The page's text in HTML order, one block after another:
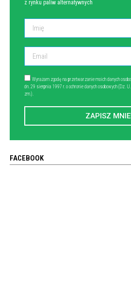
z rynku paliw alternatywnych
Wyrażam zgodę na przetwarzanie moich danych
dn. 29 sierpnia 1997 r. o ochronie danych osobowych (Dz.
zm.).
ZAPISZ
FACEBOOK